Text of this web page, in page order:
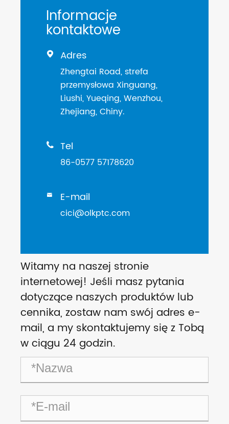
Informacje
kontaktowe
 Adres
Zhengtai Road, strefa
przemysłowa Xinguang,
Liushi, Yueqing, Wenzhou,
Zhejiang, Chiny.
 Tel
86-0577 57178620
 E-mail
cici@olkptc.com
Witamy na naszej stronie
internetowej! Jeśli masz pytania
dotyczące naszych produktów lub
cennika, zostaw nam swój adres e-
mail, a my skontaktujemy się z Tobą
w ciągu 24 godzin.